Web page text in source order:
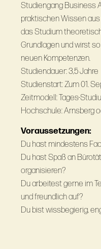
Studiengang Business
praktischen Wissen
das Studium
Grundlagen und wirst
neuen Kompetenzen.
Studiendauer: 3,5 Jahre
Studienstart: Zum 01.
Zeitmodell: Tages-
Hochschule: Arnsberg
Voraussetzungen:
Du hast mindestens
Du hast Spaß an
organisieren?
Du arbeitest gerne im
und freundlich auf?
Du bist wissbegierig,